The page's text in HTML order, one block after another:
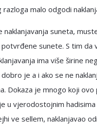
malo odgodi
naklanjavanja suneta,
potvrđene sunete. S tim da
ima više širine
je a i ako se ne
Dokaza je mnogo koji
u vjerodostojnim hadisima
ve sellem, naklanjavao